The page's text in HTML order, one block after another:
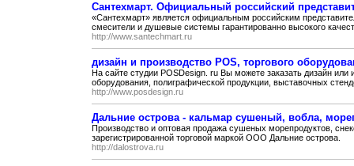
Сантехмарт. Официальный российский
«Сантехмарт» является официальным российским
смесители и душевые системы гарантированно высокого
http://www.santechmart.ru
дизайн и производство POS, торгового
На сайте студии POSDesign. ru Вы можете заказать дизайн или
оборудования, полиграфической продукции, выставочных
http://www.posdesign.ru
Дальние острова - кальмар сушеный, вобла,
Производство и оптовая продажа сушеных морепродуктов,
зарегистрированной торговой маркой ООО Дальние острова.
http://dalostrova.ru